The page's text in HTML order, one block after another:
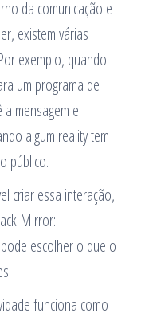
da comunicação e
existem várias
exemplo, quando
um programa de
mensagem e
algum reality tem
público.
criar essa interação,
Mirror:
escolher o que o
funciona como